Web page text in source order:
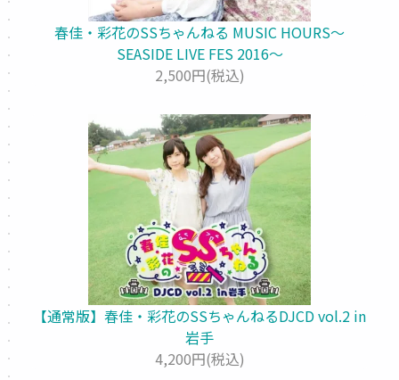
春佳・彩花のSSちゃんねる MUSIC HOURS～
SEASIDE LIVE FES 2016～
2,500円(税込)
【通常版】春佳・彩花のSSちゃんねるDJCD vol.2 in
岩手
4,200円(税込)